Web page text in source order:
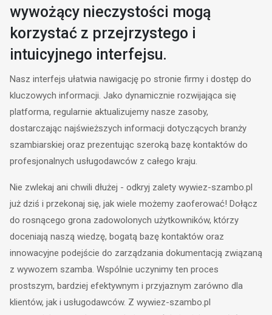
wywożący nieczystości mogą
korzystać z przejrzystego i
intuicyjnego interfejsu.
Nasz interfejs ułatwia nawigację po stronie firmy i dostęp do
kluczowych informacji. Jako dynamicznie rozwijająca się
platforma, regularnie aktualizujemy nasze zasoby,
dostarczając najświeższych informacji dotyczących branży
szambiarskiej oraz prezentując szeroką bazę kontaktów do
profesjonalnych usługodawców z całego kraju.
Nie zwlekaj ani chwili dłużej - odkryj zalety wywiez-szambo.pl
już dziś i przekonaj się, jak wiele możemy zaoferować! Dołącz
do rosnącego grona zadowolonych użytkowników, którzy
doceniają naszą wiedzę, bogatą bazę kontaktów oraz
innowacyjne podejście do zarządzania dokumentacją związaną
z wywozem szamba. Wspólnie uczynimy ten proces
prostszym, bardziej efektywnym i przyjaznym zarówno dla
klientów, jak i usługodawców. Z wywiez-szambo.pl